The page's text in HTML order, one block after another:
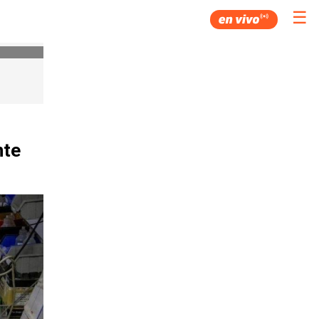
☰